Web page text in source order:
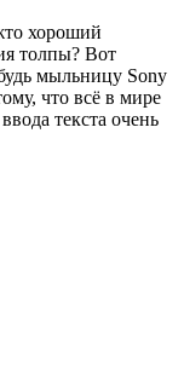
хороший
толпы? Вот
мыльницу Sony
что всё в мире
текста очень